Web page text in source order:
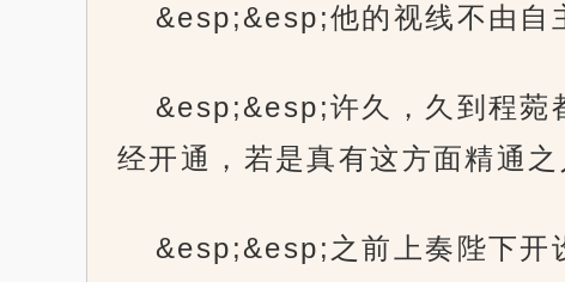
&esp;&esp;他的视线不由自
&esp;&esp;许久，久到程菀
经开通，若是真有这方面精通
&esp;&esp;之前上奏陛下开